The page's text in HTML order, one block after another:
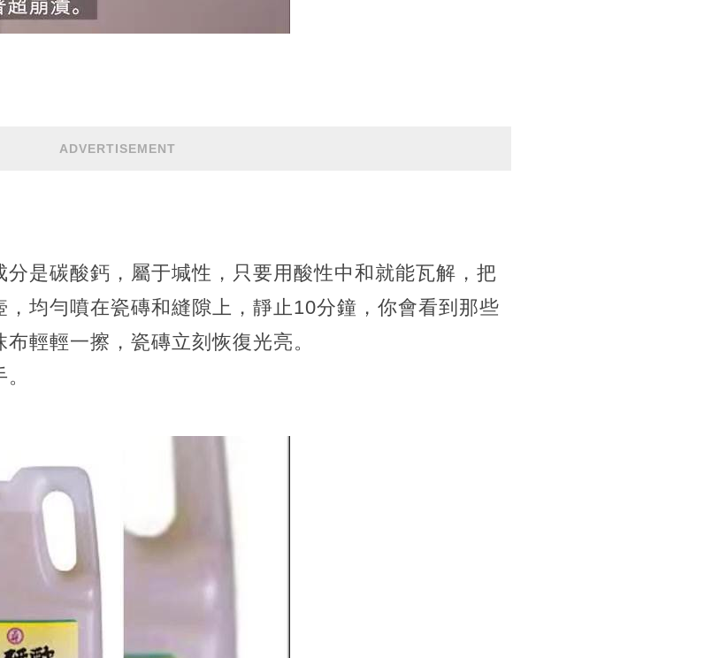
ADVERTISEMENT
是碳酸鈣，屬于堿性，只要用酸性中和就能瓦解，把
均勻噴在瓷磚和縫隙上，靜止10分鐘，你會看到那些
輕輕一擦，瓷磚立刻恢復光亮。